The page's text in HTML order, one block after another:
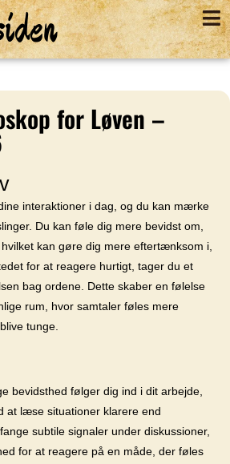
for Løven –
interaktioner i dag, og du kan mærke
Du kan føle dig mere bevidst om,
kan gøre dig mere eftertænksom i,
for at reagere hurtigt, tager du et
bag ordene. Dette skaber en følelse
rum, hvor samtaler føles mere
tunge.
bevidsthed følger dig ind i dit arbejde,
at læse situationer klarere end
subtile signaler under diskussioner,
for at reagere på en måde, der føles